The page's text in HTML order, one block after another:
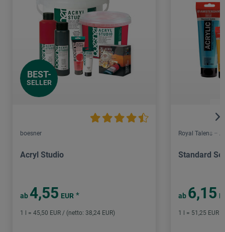
BEST-
SELLER
boesner
Acryl Studio
ab 4,55 EUR *
1 l = 45,50 EUR / (netto: 38,24 EUR)
Royal Talens –
Standard
ab 6,15
1 l = 51,25 EUR